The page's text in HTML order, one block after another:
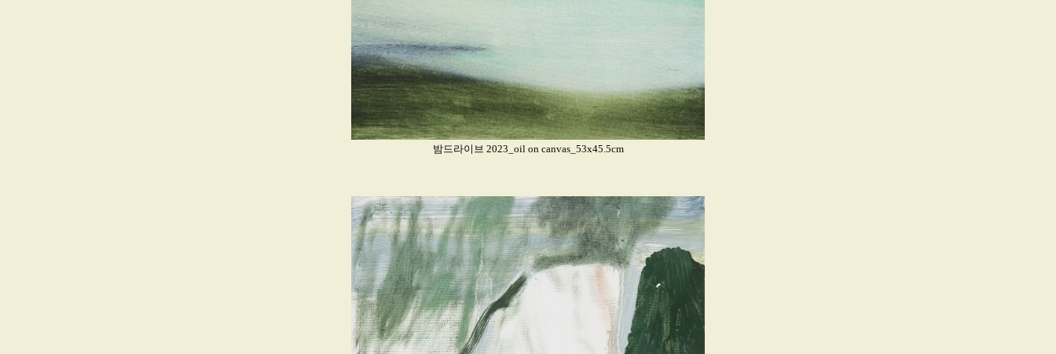
밤드라이브 2023_oil on canvas_53x45.5cm